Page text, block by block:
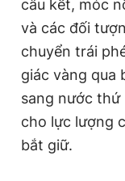
câu kết, móc
và các đối
chuyển trái
giác vàng qua
sang nước thứ
cho lực lượng
bắt giữ.